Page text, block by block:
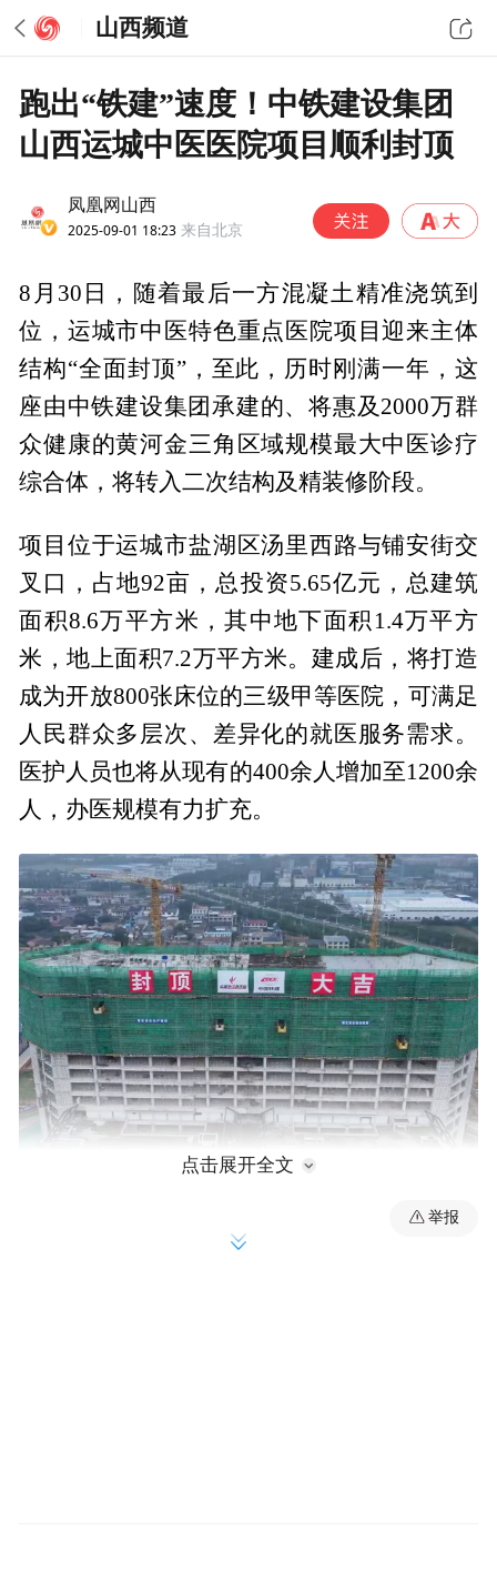
山西频道
跑出“铁建”速度！中铁建设集团
山西运城中医医院项目顺利封顶
凤凰网山西
2025-09-01 18:23 来自北京
8月30日，随着最后一方混凝土精准浇筑到
位，运城市中医特色重点医院项目迎来主体
结构“全面封顶”，至此，历时刚满一年，这
座由中铁建设集团承建的、将惠及2000万群
众健康的黄河金三角区域规模最大中医诊疗
综合体，将转入二次结构及精装修阶段。
项目位于运城市盐湖区汤里西路与铺安街交
叉口，占地92亩，总投资5.65亿元，总建筑
面积8.6万平方米，其中地下面积1.4万平方
米，地上面积7.2万平方米。建成后，将打造
成为开放800张床位的三级甲等医院，可满足
人民群众多层次、差异化的就医服务需求。
医护人员也将从现有的400余人增加至1200余
人，办医规模有力扩充。
点击展开全文
举报